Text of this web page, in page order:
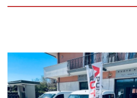
Finanziamenti personalizzati con
Tel.: 39 - 0865 - 41.24.13
Tel.: 39 - 347 - 1.70.61.28
Fax: 39 - 0865 - 41.24.13
Viale Dei Pentri, 58, 60, 62
I 86170 Isernia